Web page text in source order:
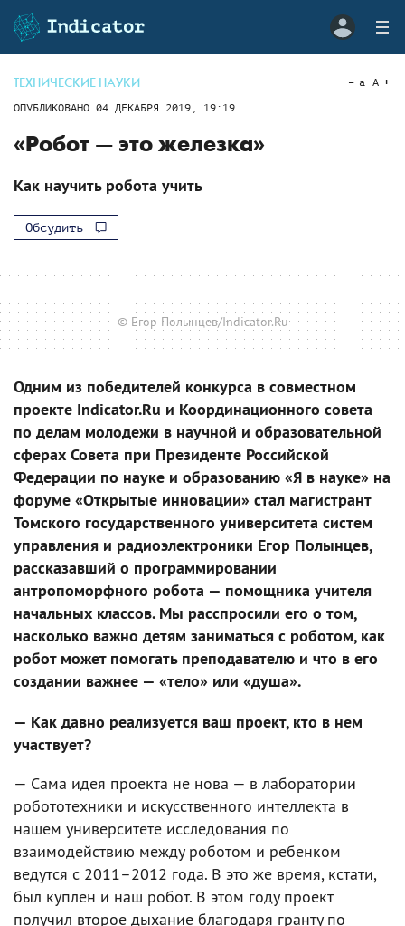
ТЕХНИЧЕСКИЕ НАУКИ
ОПУБЛИКОВАНО 04 ДЕКАБРЯ 2019, 19:19
a A
«Робот — это железка»
Как научить робота учить
Обсудить
© Егор Полынцев/Indicator.Ru
Одним из победителей конкурса в совместном
проекте Indicator.Ru и Координационного совета
по делам молодежи в научной и образовательной
сферах Совета при Президенте Российской
Федерации по науке и образованию «Я в науке» на
форуме «Открытые инновации» стал магистрант
Томского государственного университета систем
управления и радиоэлектроники Егор Полынцев,
рассказавший о программировании
антропоморфного робота — помощника учителя
начальных классов. Мы расспросили его о том,
насколько важно детям заниматься с роботом, как
робот может помогать преподавателю и что в его
создании важнее — «тело» или «душа».
— Как давно реализуется ваш проект, кто в нем
участвует?
— Сама идея проекта не нова — в лаборатории
робототехники и искусственного интеллекта в
нашем университете исследования по
взаимодействию между роботом и ребенком
ведутся с 2011–2012 года. В это же время, кстати,
был куплен и наш робот. В этом году проект
получил второе дыхание благодаря гранту по